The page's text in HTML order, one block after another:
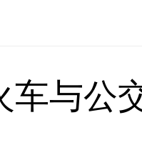
车与公